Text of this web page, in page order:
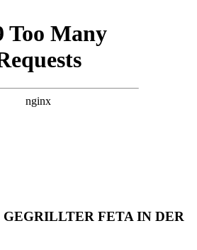
GEGRILLTER FETA IN DER